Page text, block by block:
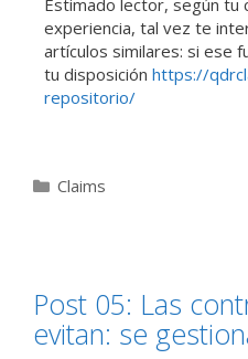
experiencia, tal vez te
artículos similares: si ese
tu disposición https://
repositorio/
Claims
Post 05: Las
evitan: se